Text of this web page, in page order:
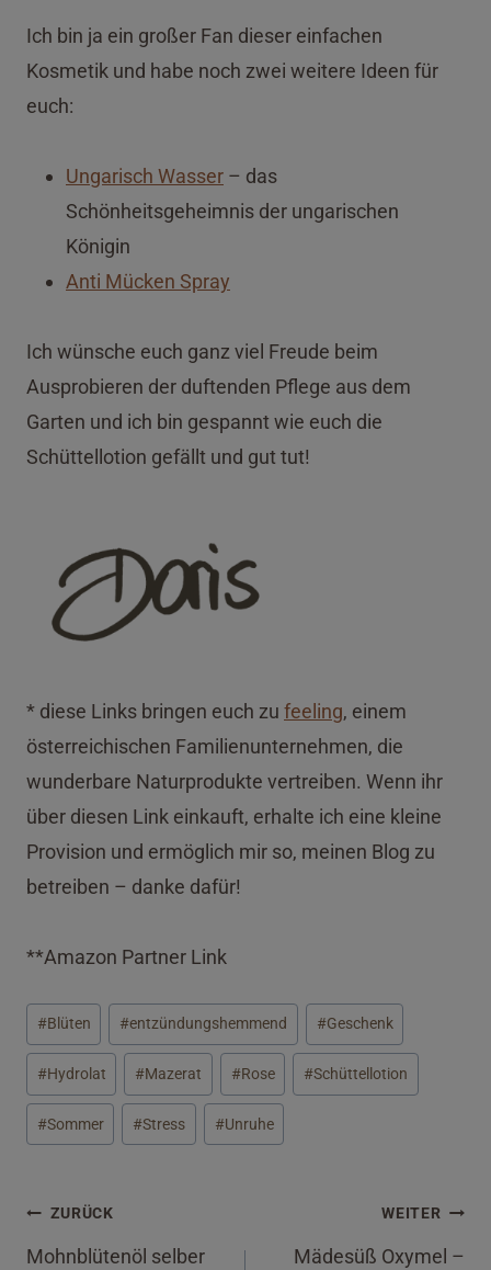
Ich bin ja ein großer Fan dieser einfachen
Kosmetik und habe noch zwei weitere Ideen für
euch:
Ungarisch Wasser – das
Schönheitsgeheimnis der ungarischen
Königin
Anti Mücken Spray
Ich wünsche euch ganz viel Freude beim
Ausprobieren der duftenden Pflege aus dem
Garten und ich bin gespannt wie euch die
Schüttellotion gefällt und gut tut!
* diese Links bringen euch zu feeling, einem
österreichischen Familienunternehmen, die
wunderbare Naturprodukte vertreiben. Wenn ihr
über diesen Link einkauft, erhalte ich eine kleine
Provision und ermöglich mir so, meinen Blog zu
betreiben – danke dafür!
**Amazon Partner Link
Schlagworte:
#Blüten #entzündungshemmend #Geschenk
#Hydrolat #Mazerat #Rose #Schüttellotion
#Sommer #Stress #Unruhe
Beitragsnavigation
ZURÜCK
Mohnblütenöl selber
WEITER
Mädesüß Oxymel –